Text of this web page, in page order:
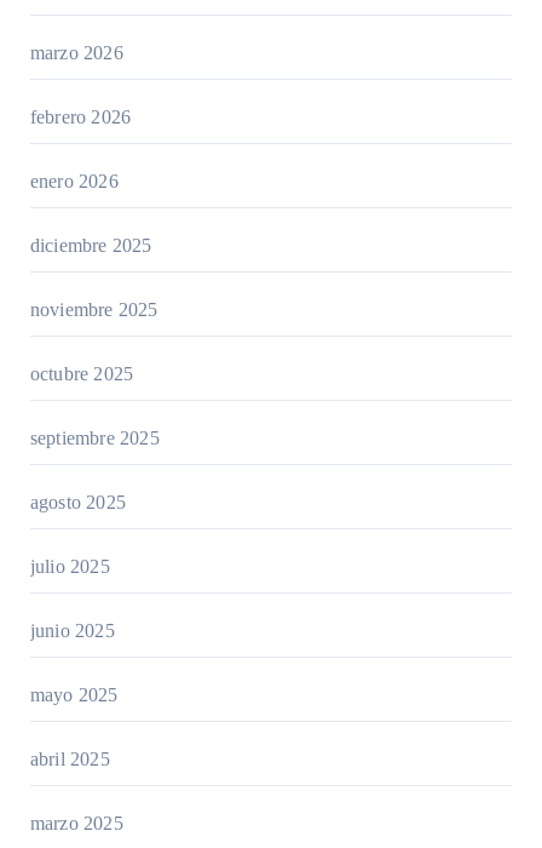
marzo 2026
febrero 2026
enero 2026
diciembre 2025
noviembre 2025
octubre 2025
septiembre 2025
agosto 2025
julio 2025
junio 2025
mayo 2025
abril 2025
marzo 2025